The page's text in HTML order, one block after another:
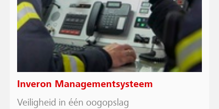
Inveron Managementsysteem
Veiligheid in één oogopslag